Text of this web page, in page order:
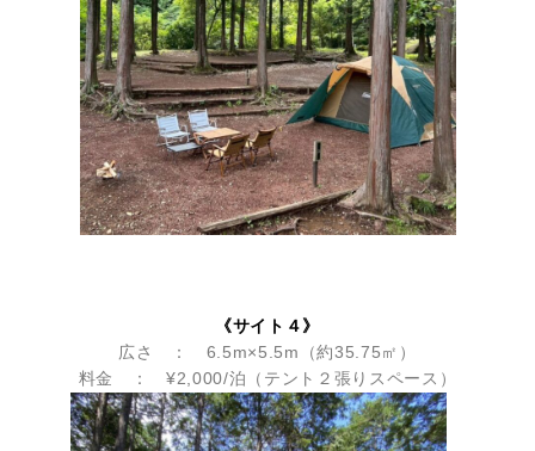
《サイト４》
広さ ： 6.5m×5.5m（約35.75㎡）
料金 ： ¥2,000/泊（テント２張りスペース）